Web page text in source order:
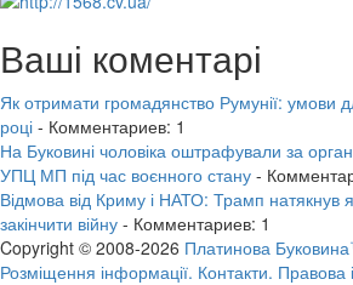
Ваші коментарі
Як отримати громадянство Румунії:
році - Комментариев: 1
На Буковині чоловіка оштрафували за
УПЦ МП під час воєнного стану -
Відмова від Криму і НАТО: Трамп натякнув
закінчити війну - Комментариев: 1
Copyright © 2008-2026 Платинова
Розміщення інформації. Контакти. Правова